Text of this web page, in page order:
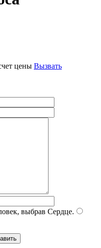
цены Вызвать
выбрав Сердце.